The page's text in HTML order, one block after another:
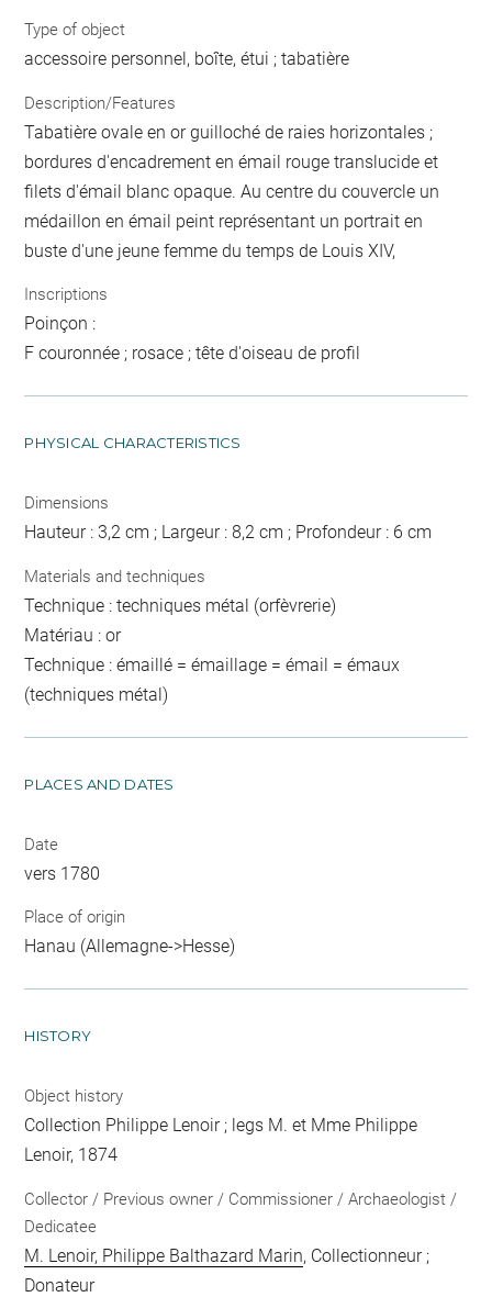
Type of object
accessoire personnel, boîte, étui ; tabatière
Description/Features
Tabatière ovale en or guilloché de raies horizontales ;
bordures d'encadrement en émail rouge translucide et
filets d'émail blanc opaque. Au centre du couvercle un
médaillon en émail peint représentant un portrait en
buste d'une jeune femme du temps de Louis XIV,
Inscriptions
Poinçon :
F couronnée ; rosace ; tête d'oiseau de profil
PHYSICAL CHARACTERISTICS
Dimensions
Hauteur : 3,2 cm ; Largeur : 8,2 cm ; Profondeur : 6 cm
Materials and techniques
Technique : techniques métal (orfèvrerie)
Matériau : or
Technique : émaillé = émaillage = émail = émaux
(techniques métal)
PLACES AND DATES
Date
vers 1780
Place of origin
Hanau (Allemagne->Hesse)
HISTORY
Object history
Collection Philippe Lenoir ; legs M. et Mme Philippe
Lenoir, 1874
Collector / Previous owner / Commissioner / Archaeologist /
Dedicatee
M. Lenoir, Philippe Balthazard Marin, Collectionneur ;
Donateur